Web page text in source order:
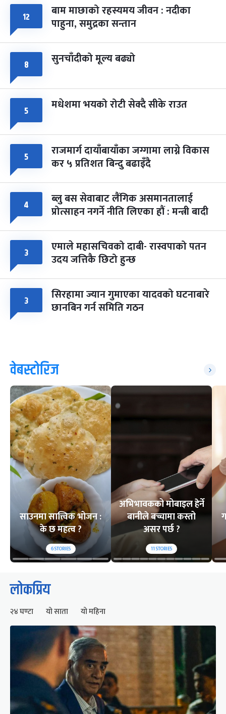
८ फागुपूर्णिमा
चैत्र ८, २०८३-Mar 22, 2027
७ महिना बाँकी
१२ बाम माछाको रहस्यमय जीवन : नदीका
पाहुना, समुद्रका सन्तान
८ सुनचाँदीको मूल्य बढ्यो
५ मधेशमा भयको रोटी सेक्दै सीके राउत
५ राजमार्ग दायाँबायाँका जग्गामा लाग्ने विकास
कर ५ प्रतिशत बिन्दु बढाइँदै
४ ब्लु बस सेवाबाट लैंगिक असमानतालाई
प्रोत्साहन नगर्ने नीति लिएका हौं : मन्त्री बादी
३ एमाले महासचिवको दाबी- रास्वपाको पतन
उदय जत्तिकै छिटो हुन्छ
३ सिरहामा ज्यान गुमाएका यादवको घटनाबारे
छानबिन गर्न समिति गठन
वेबस्टोरिज
साउनमा सात्त्विक भोजन :
के छ महत्व ?
6STORIES
अभिभावकको मोबाइल हेर्ने
बानीले बच्चामा कस्तो
असर पर्छ ?
11STORIES
लोकप्रिय
२४ घण्टा यो साता यो महिना